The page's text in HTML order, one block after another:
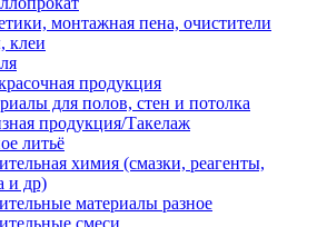
монтажная пена, очистители
клеи
продукция
для полов, стен и потолка
продукция/Такелаж
литьё
химия (смазки, реагенты,
и др)
материалы разное
смеси